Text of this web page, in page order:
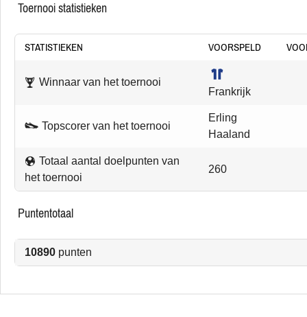
toernooi statistieken
STATISTIEKEN VOORSPELD
Winnaar van het toernooi
Frankrijk
Topscorer van het toernooi
Erling
Haaland
Totaal aantal doelpunten van
het toernooi
260
puntentotaal
10890 punten